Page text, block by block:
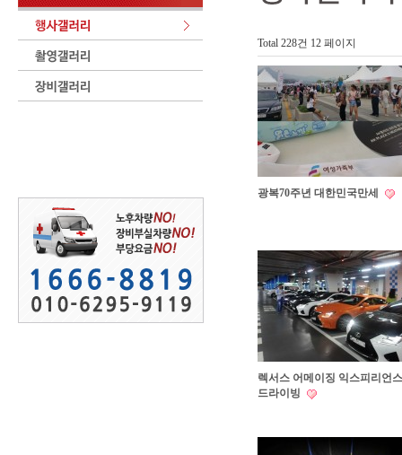
Total 228건 12 페이지
광복70주년 대한민국만세
렉서스 어메이징 익스피리언스
드라이빙